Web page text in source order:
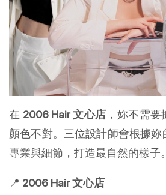
在 2006 Hair 文心店 ，妳不需
顏色不對。三位設計師會根據妳
專業與細節，打造最自然的樣子。
📍 2006 Hair 文心店